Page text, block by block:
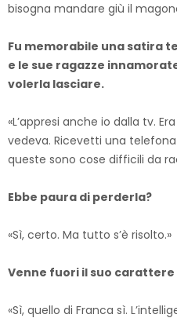
bisogna mandare giù il
Fu memorabile una satira
e le sue ragazze
volerla lasciare.
«L’appresi anche io dalla tv.
vedeva. Ricevetti una
queste sono cose difficili da
Ebbe paura di perderla?
«Sì, certo. Ma tutto s’è risolto.»
Venne fuori il suo
«Sì, quello di Franca sì.